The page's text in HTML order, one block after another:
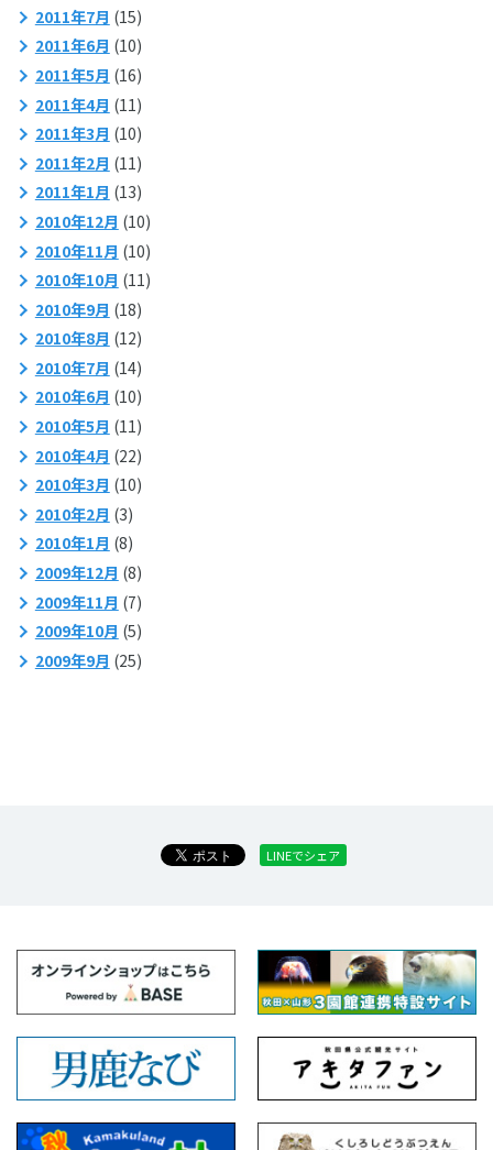
2011年7月 (15)
2011年6月 (10)
2011年5月 (16)
2011年4月 (11)
2011年3月 (10)
2011年2月 (11)
2011年1月 (13)
2010年12月 (10)
2010年11月 (10)
2010年10月 (11)
2010年9月 (18)
2010年8月 (12)
2010年7月 (14)
2010年6月 (10)
2010年5月 (11)
2010年4月 (22)
2010年3月 (10)
2010年2月 (3)
2010年1月 (8)
2009年12月 (8)
2009年11月 (7)
2009年10月 (5)
2009年9月 (25)
LINEでシェア